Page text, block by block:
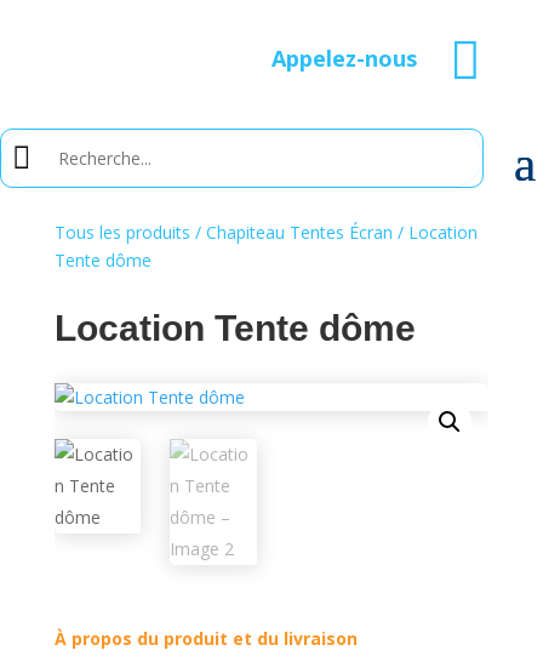
Appelez-nous 
Tous les produits / Chapiteau Tentes Écran / Location
Tente dôme
Location Tente dôme
À propos du produit et du livraison